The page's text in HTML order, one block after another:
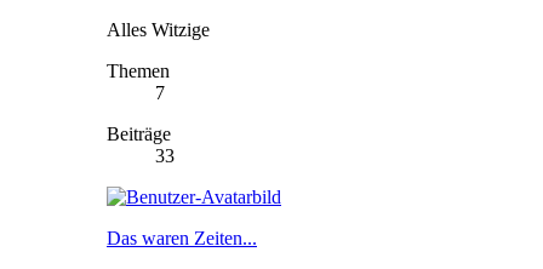
Alles Witzige
Themen
7
Beiträge
33
Das waren Zeiten...